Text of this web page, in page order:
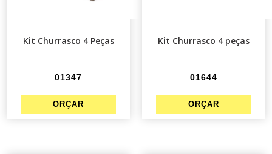
Kit Churrasco 4 Peças
01347
Kit Churrasco 4 peças
01644